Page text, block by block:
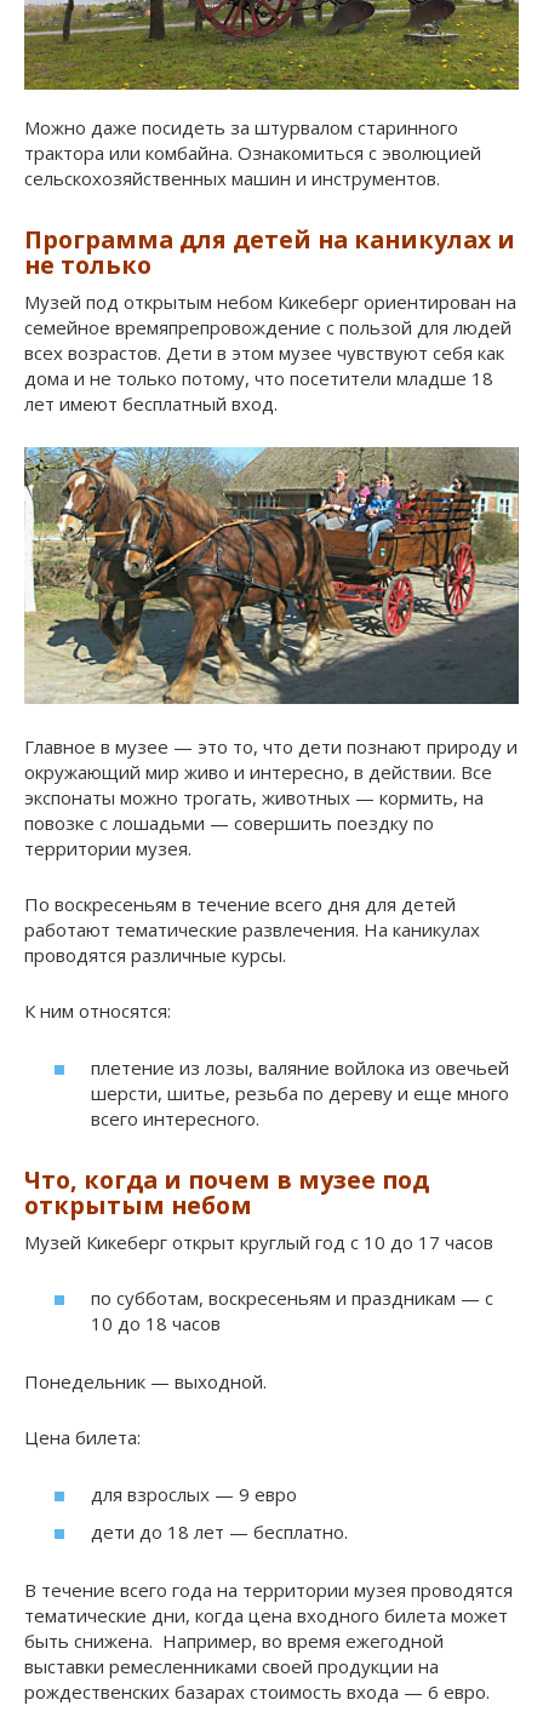
Можно даже посидеть за штурвалом старинного
трактора или комбайна. Ознакомиться с эволюцией
сельскохозяйственных машин и инструментов.
Программа для детей на каникулах и
не только
Музей под открытым небом Кикеберг ориентирован на
семейное времяпрепровождение с пользой для людей
всех возрастов. Дети в этом музее чувствуют себя как
дома и не только потому, что посетители младше 18
лет имеют бесплатный вход.
Главное в музее — это то, что дети познают природу и
окружающий мир живо и интересно, в действии. Все
экспонаты можно трогать, животных — кормить, на
повозке с лошадьми — совершить поездку по
территории музея.
По воскресеньям в течение всего дня для детей
работают тематические развлечения. На каникулах
проводятся различные курсы.
К ним относятся:
плетение из лозы, валяние войлока из овечьей
шерсти, шитье, резьба по дереву и еще много
всего интересного.
Что, когда и почем в музее под
открытым небом
Музей Кикеберг открыт круглый год с 10 до 17 часов
по субботам, воскресеньям и праздникам — с
10 до 18 часов
Понедельник — выходной.
Цена билета:
для взрослых — 9 евро
дети до 18 лет — бесплатно.
В течение всего года на территории музея проводятся
тематические дни, когда цена входного билета может
быть снижена. Например, во время ежегодной
выставки ремесленниками своей продукции на
рождественских базарах стоимость входа — 6 евро.